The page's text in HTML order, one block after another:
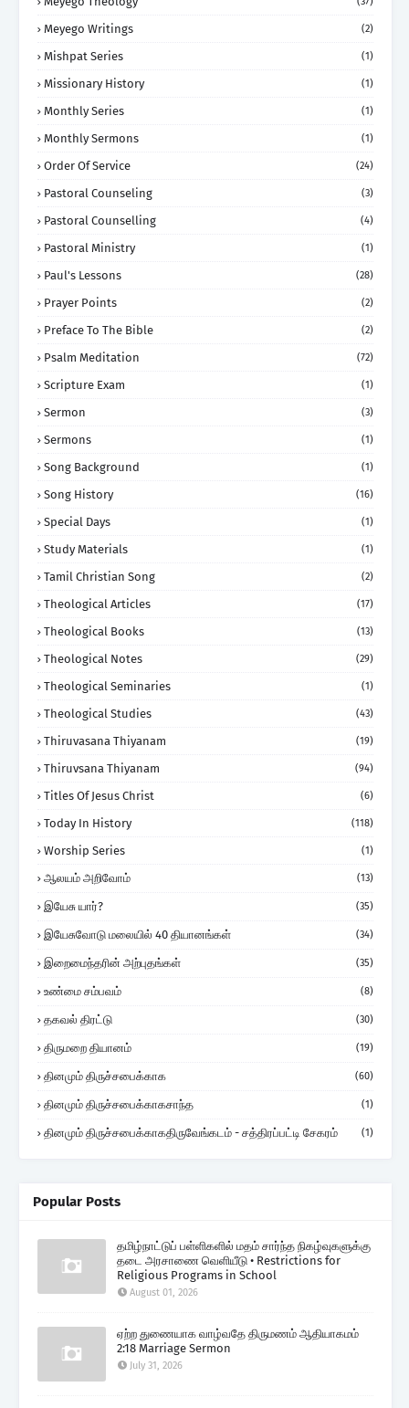
Meyego Writings (2)
Mishpat Series (1)
Missionary History (1)
Monthly Series (1)
Monthly Sermons (1)
Order Of Service (24)
Pastoral Counseling (3)
Pastoral Counselling (4)
Pastoral Ministry (1)
Paul's Lessons (28)
Prayer Points (2)
Preface To The Bible (2)
Psalm Meditation (72)
Scripture Exam (1)
Sermon (3)
Sermons (1)
Song Background (1)
Song History (16)
Special Days (1)
Study Materials (1)
Tamil Christian Song (2)
Theological Articles (17)
Theological Books (13)
Theological Notes (29)
Theological Seminaries (1)
Theological Studies (43)
Thiruvasana Thiyanam (19)
Thiruvsana Thiyanam (94)
Titles Of Jesus Christ (6)
Today In History (118)
Worship Series (1)
ஆலயம் அறிவோம் (13)
இயேசு யார்? (35)
இயேசுவோடு மலையில் 40 தியானங்கள் (34)
இறைமைந்தரின் அற்புதங்கள் (35)
உண்மை சம்பவம் (8)
தகவல் திரட்டு (30)
திருமறை தியானம் (19)
தினமும் திருச்சபைக்காக (60)
தினமும் திருச்சபைக்காகசாந்த (1)
தினமும் திருச்சபைக்காகதிருவேங்கடம் - சத்திரப்பட்டி சேகரம் (1)
Popular Posts
தமிழ்நாட்டுப் பள்ளிகளில் மதம் சார்ந்த நிகழ்வுகளுக்கு
தடை அரசாணை வெளியீடு • Restrictions for
Religious Programs in School
August 01, 2026
ஏற்ற துணையாக வாழ்வதே திருமணம் ஆதியாகமம்
2:18 Marriage Sermon
July 31, 2026